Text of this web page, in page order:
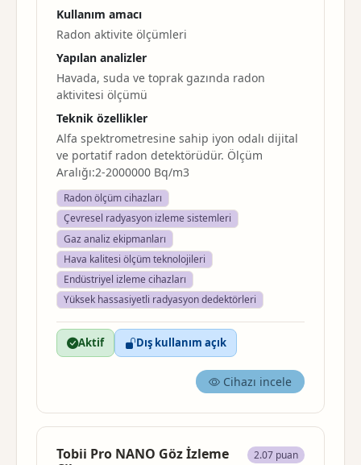
Kullanım amacı
Radon aktivite ölçümleri
Yapılan analizler
Havada, suda ve toprak gazında radon
aktivitesi ölçümü
Teknik özellikler
Alfa spektrometresine sahip iyon odalı dijital
ve portatif radon detektörüdür. Ölçüm
Aralığı:2-2000000 Bq/m3
Radon ölçüm cihazları
Çevresel radyasyon izleme sistemleri
Gaz analiz ekipmanları
Hava kalitesi ölçüm teknolojileri
Endüstriyel izleme cihazları
Yüksek hassasiyetli radyasyon dedektörleri
Aktif Dış kullanım açık
Cihazı incele
Tobii Pro NANO Göz İzleme
2.07 puan